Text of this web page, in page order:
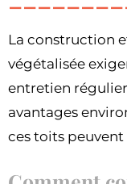
La construction
végétalisée
entretien
avantages
ces toits